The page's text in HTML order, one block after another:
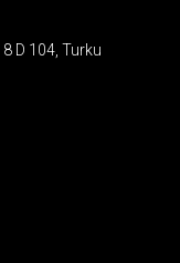
D 104, Turku